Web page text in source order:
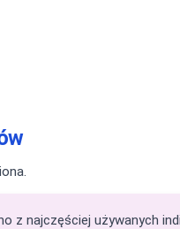
z najczęściej używanych